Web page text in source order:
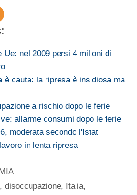
Ue: nel 2009 persi 4 milioni di
è cauta: la ripresa è insidiosa ma
a rischio dopo le ferie
allarme consumi dopo le ferie
moderata secondo l'Istat
in lenta ripresa
,disoccupazione, Italia,